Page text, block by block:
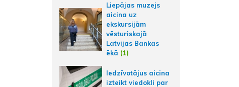
Liepājas muzejs
aicina uz
ekskursijām
vēsturiskajā
Latvijas Bankas
ēkā (1)
Iedzīvotājus aicina
izteikt viedokli par